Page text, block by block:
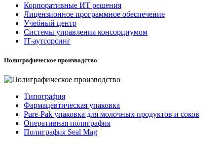
Корпоративные ИТ решения
Лицензионное программное обеспечение
Учебный центр
Системы управления консорциумом
IT-аутсорсинг
Полиграфическое производство
Типография
Фармацевтическая упаковка
Pure-Pak упаковка для молочных продуктов и соков
Оперативная полиграфия
Полиграфия Seal Mag